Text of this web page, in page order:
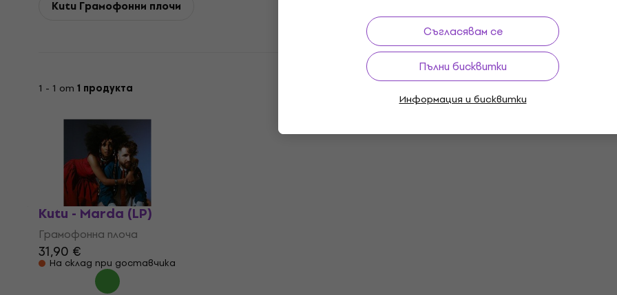
Съгласявам се
Пълни бисквитки
Информация и бисквитки
Kutu Грамофонни плочи
1 - 1 от 1 продукта
Kutu - Marda (LP)
Грамофонна плоча
31,90 €
На склад при доставчика